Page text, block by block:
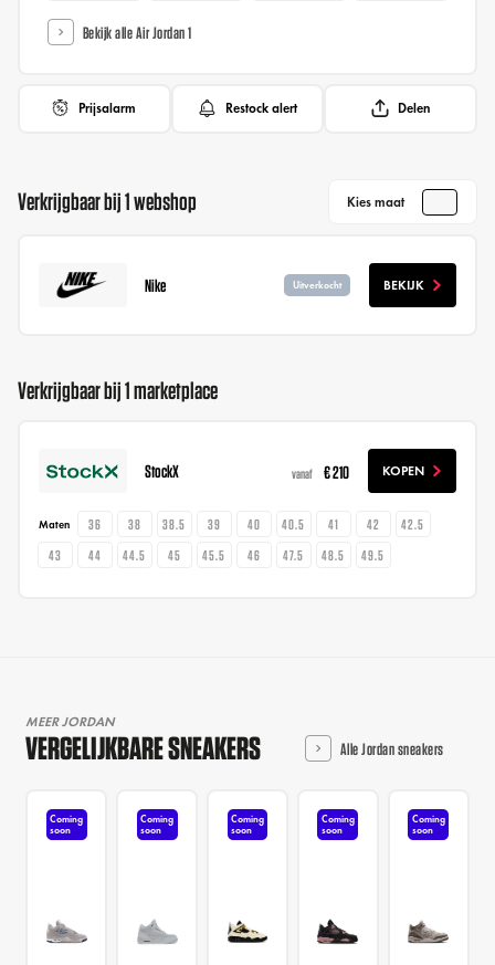
Bekijk alle Air Jordan 1
Prijsalarm Restock alert Delen
Verkrijgbaar bij 1 webshop Kies maat
Nike Uitverkocht BEKIJK
Verkrijgbaar bij 1 marketplace
StockX vanaf € 210 KOPEN
Maten 36 38 38.5 39 40 40.5 41 42
42.5
43
44 44.5 45 45.5 46 47.5 48.5 49.5
MEER JORDAN
VERGELIJKBARE SNEAKERS Alle Jordan sneakers
Coming
soon
Coming
soon
Coming
soon
Coming
soon
Coming
soon